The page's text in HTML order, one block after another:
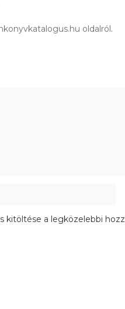
oldalról.
kitöltése a legközelebbi